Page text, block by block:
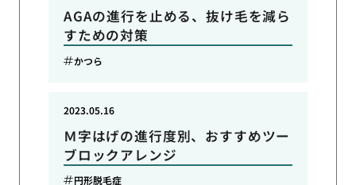
AGAの進行を止める、抜け毛を減ら
すための対策
かつら
Ｍ字はげの進行度別、おすすめツー
ブロックアレンジ
2023.05.16
円形脱毛症